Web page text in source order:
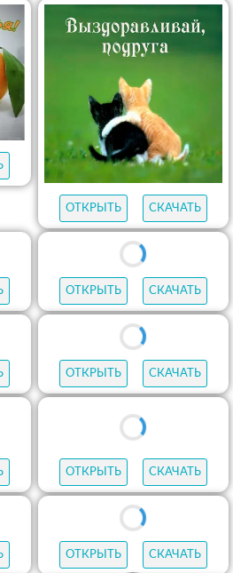
ОТКРЫТЬ СКАЧАТЬ